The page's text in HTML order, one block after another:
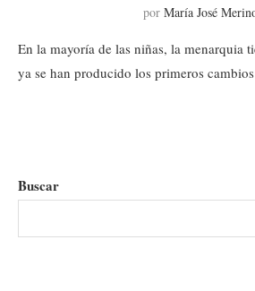
por María José
En la mayoría de las niñas, la menarquia
ya se han producido los primeros
Buscar